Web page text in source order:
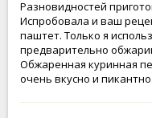
Разновидностей
Испробовала и ваш
паштет. Только я
предварительно
Обжаренная куринная
очень вкусно и